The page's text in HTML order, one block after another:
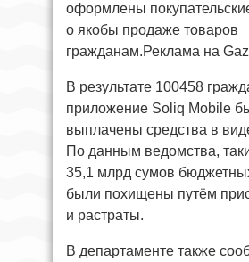
оформлены
о якобы продаже товаров
гражданам.Реклама на
В результате 100458
приложение Soliq Mobile
выплачены средства в
По данным ведомства,
35,1 млрд сумов
были похищены путём
и растраты.
В департаменте также